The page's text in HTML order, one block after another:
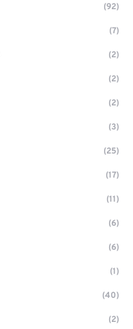
(92)
(7)
(2)
(2)
(2)
(3)
(25)
(17)
(11)
(6)
(6)
(1)
(40)
(2)